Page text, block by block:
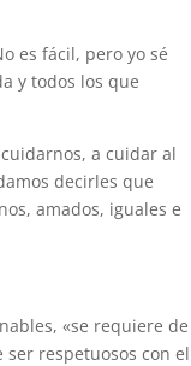
es fácil, pero yo sé
y todos los que
a cuidar al
decirles que
amados, iguales e
«se requiere de
respetuosos con el